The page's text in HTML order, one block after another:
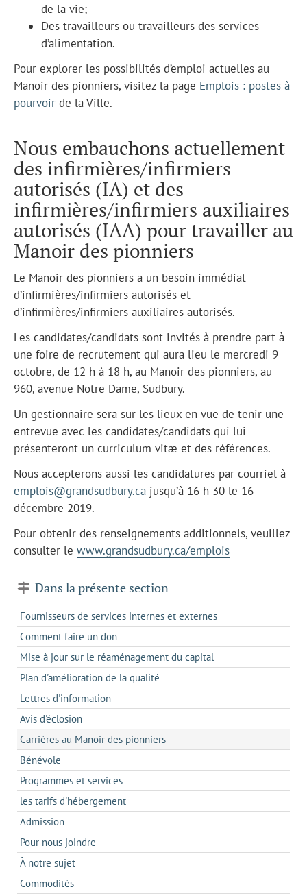
de la vie;
Des travailleurs ou travailleurs des services
d’alimentation.
Pour explorer les possibilités d’emploi actuelles au
Manoir des pionniers, visitez la page Emplois : postes à
pourvoir de la Ville.
Nous embauchons actuellement
des infirmières/infirmiers
autorisés (IA) et des
infirmières/infirmiers auxiliaires
autorisés (IAA) pour travailler au
Manoir des pionniers
Le Manoir des pionniers a un besoin immédiat
d’infirmières/infirmiers autorisés et
d’infirmières/infirmiers auxiliaires autorisés.
Les candidates/candidats sont invités à prendre part à
une foire de recrutement qui aura lieu le mercredi 9
octobre, de 12 h à 18 h, au Manoir des pionniers, au
960, avenue Notre Dame, Sudbury.
Un gestionnaire sera sur les lieux en vue de tenir une
entrevue avec les candidates/candidats qui lui
présenteront un curriculum vitæ et des références.
Nous accepterons aussi les candidatures par courriel à
emplois@grandsudbury.ca jusqu’à 16 h 30 le 16
décembre 2019.
Pour obtenir des renseignements additionnels, veuillez
consulter le www.grandsudbury.ca/emplois
Dans la présente section
Fournisseurs de services internes et externes
Comment faire un don
Mise à jour sur le réaménagement du capital
Plan d'amélioration de la qualité
Lettres d'information
Avis d'éclosion
Carrières au Manoir des pionniers
Bénévole
Programmes et services
les tarifs d'hébergement
Admission
Pour nous joindre
À notre sujet
Commodités